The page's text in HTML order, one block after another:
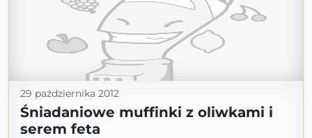
29 października 2012
Śniadaniowe muffinki z oliwkami i
serem feta